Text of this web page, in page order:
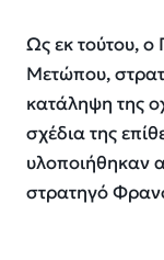
Ως εκ τούτου, ο
Μετώπου,
κατάληψη της
σχέδια της
υλοποιήθηκαν
στρατηγό